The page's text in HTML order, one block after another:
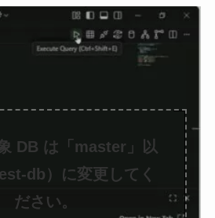
DB は「master」以
db）に変更してく
ださい。